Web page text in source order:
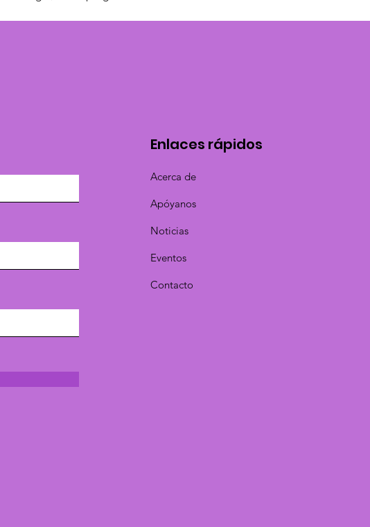
Enlaces rápidos
Acerca de
Apóyanos
Noticias
Eventos
Contacto